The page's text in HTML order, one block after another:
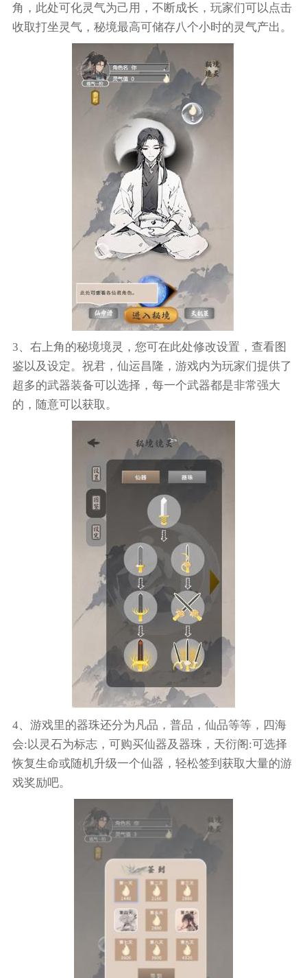
角，此处可化灵气为己用，不断成长，玩家们可以点击
收取打坐灵气，秘境最高可储存八个小时的灵气产出。
3、右上角的秘境境灵，您可在此处修改设置，查看图
鉴以及设定。祝君，仙运昌隆，游戏内为玩家们提供了
超多的武器装备可以选择，每一个武器都是非常强大
的，随意可以获取。
4、游戏里的器珠还分为凡品，普品，仙品等等，四海
会:以灵石为标志，可购买仙器及器珠，天衍阁:可选择
恢复生命或随机升级一个仙器，轻松签到获取大量的游
戏奖励吧。